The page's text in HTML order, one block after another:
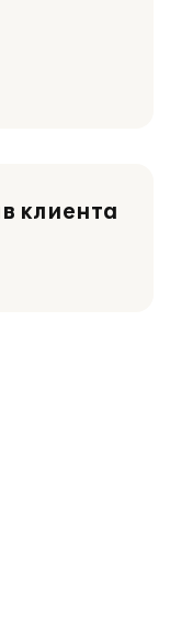
клиента